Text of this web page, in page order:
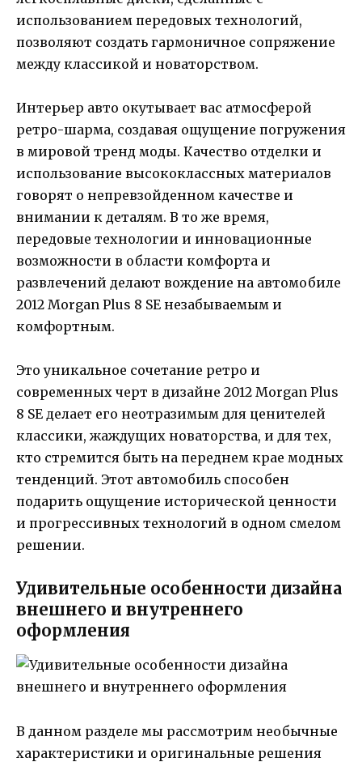
использованием передовых технологий,
позволяют создать гармоничное сопряжение
между классикой и новаторством.
Интерьер авто окутывает вас атмосферой
ретро-шарма, создавая ощущение погружения
в мировой тренд моды. Качество отделки и
использование высококлассных материалов
говорят о непревзойденном качестве и
внимании к деталям. В то же время,
передовые технологии и инновационные
возможности в области комфорта и
развлечений делают вождение на автомобиле
2012 Morgan Plus 8 SE незабываемым и
комфортным.
Это уникальное сочетание ретро и
современных черт в дизайне 2012 Morgan Plus
8 SE делает его неотразимым для ценителей
классики, жаждущих новаторства, и для тех,
кто стремится быть на переднем крае модных
тенденций. Этот автомобиль способен
подарить ощущение исторической ценности
и прогрессивных технологий в одном смелом
решении.
Удивительные особенности дизайна
внешнего и внутреннего
оформления
В данном разделе мы рассмотрим необычные
характеристики и оригинальные решения